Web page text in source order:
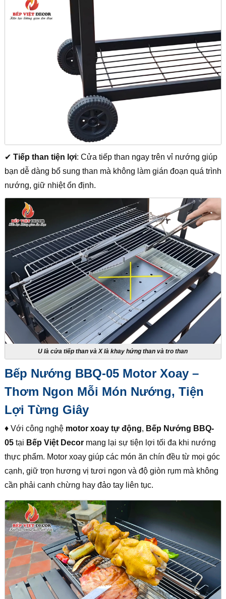
✔ Tiếp than tiện lợi: Cửa tiếp than ngay trên vỉ nướng giúp
bạn dễ dàng bổ sung than mà không làm gián đoạn quá trình
nướng, giữ nhiệt ổn định.
U là cửa tiếp than và X là khay hứng than và tro than
Bếp Nướng BBQ-05 Motor Xoay –
Thơm Ngon Mỗi Món Nướng, Tiện
Lợi Từng Giây
♦ Với công nghệ motor xoay tự động, Bếp Nướng BBQ-
05tại Bếp Việt Decormang lại sự tiện lợi tối đa khi nướng
thực phẩm. Motor xoay giúp các món ăn chín đều từ mọi góc
cạnh, giữ trọn hương vị tươi ngon và độ giòn rụm mà không
cần phải canh chừng hay đảo tay liên tục.